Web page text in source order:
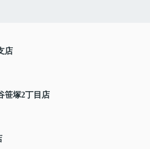
店
笹塚2丁目店